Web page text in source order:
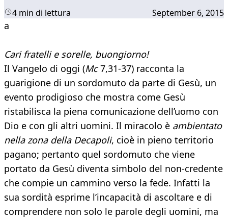
4 min di lettura September 6, 2015
a
Cari fratelli e sorelle, buongiorno!
Il Vangelo di oggi (Mc7,31-37) racconta la
guarigione di un sordomuto da parte di Gesù, un
evento prodigioso che mostra come Gesù
ristabilisca la piena comunicazione dell’uomo con
Dio e con gli altri uomini. Il miracolo è ambientato
nella zona della Decapoli, cioè in pieno territorio
pagano; pertanto quel sordomuto che viene
portato da Gesù diventa simbolo del non-credente
che compie un cammino verso la fede. Infatti la
sua sordità esprime l’incapacità di ascoltare e di
comprendere non solo le parole degli uomini, ma